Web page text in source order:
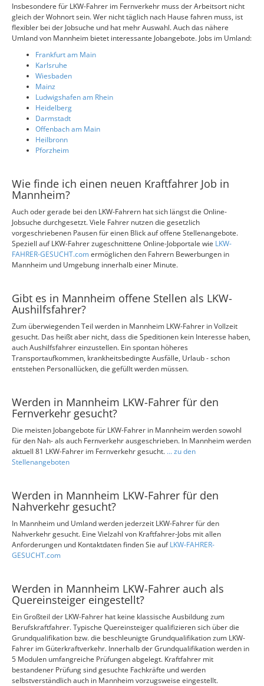
Insbesondere für LKW-Fahrer im Fernverkehr muss der Arbeitsort nicht
gleich der Wohnort sein. Wer nicht täglich nach Hause fahren muss, ist
flexibler bei der Jobsuche und hat mehr Auswahl. Auch das nähere
Umland von Mannheim bietet interessante Jobangebote. Jobs im Umland:
Frankfurt am Main
Karlsruhe
Wiesbaden
Mainz
Ludwigshafen am Rhein
Heidelberg
Darmstadt
Offenbach am Main
Heilbronn
Pforzheim
Wie finde ich einen neuen Kraftfahrer Job in
Mannheim?
Auch oder gerade bei den LKW-Fahrern hat sich längst die Online-
Jobsuche durchgesetzt. Viele Fahrer nutzen die gesetzlich
vorgeschriebenen Pausen für einen Blick auf offene Stellenangebote.
Speziell auf LKW-Fahrer zugeschnittene Online-Jobportale wie LKW-
FAHRER-GESUCHT.comermöglichen den Fahrern Bewerbungen in
Mannheim und Umgebung innerhalb einer Minute.
Gibt es in Mannheim offene Stellen als LKW-
Aushilfsfahrer?
Zum überwiegenden Teil werden in Mannheim LKW-Fahrer in Vollzeit
gesucht. Das heißt aber nicht, dass die Speditionen kein Interesse haben,
auch Aushilfsfahrer einzustellen. Ein spontan höheres
Transportaufkommen, krankheitsbedingte Ausfälle, Urlaub - schon
entstehen Personallücken, die gefüllt werden müssen.
Werden in Mannheim LKW-Fahrer für den
Fernverkehr gesucht?
Die meisten Jobangebote für LKW-Fahrer in Mannheim werden sowohl
für den Nah- als auch Fernverkehr ausgeschrieben. In Mannheim werden
aktuell 81 LKW-Fahrer im Fernverkehr gesucht. ... zu den
Stellenangeboten
Werden in Mannheim LKW-Fahrer für den
Nahverkehr gesucht?
In Mannheim und Umland werden jederzeit LKW-Fahrer für den
Nahverkehr gesucht. Eine Vielzahl von Kraftfahrer-Jobs mit allen
Anforderungen und Kontaktdaten finden Sie aufLKW-FAHRER-
GESUCHT.com
Werden in Mannheim LKW-Fahrer auch als
Quereinsteiger eingestellt?
Ein Großteil der LKW-Fahrer hat keine klassische Ausbildung zum
Berufskraftfahrer. Typische Quereinsteiger qualifizieren sich über die
Grundqualifikation bzw. die beschleunigte Grundqualifikation zum LKW-
Fahrer im Güterkraftverkehr. Innerhalb der Grundqualifikation werden in
5 Modulen umfangreiche Prüfungen abgelegt. Kraftfahrer mit
bestandener Prüfung sind gesuchte Fachkräfte und werden
selbstverständlich auch in Mannheim vorzugsweise eingestellt.